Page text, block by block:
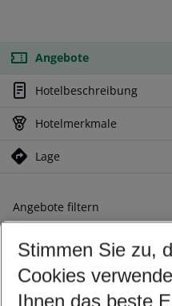
Angebote
Hotelbeschreibung
Hotelmerkmale
Lage
Angebote filtern
Ändern Sie Ihre Kriterien
Abflughafen wählen
Beliebiger Abflughafen
Reisezeitraum wählen
Stimmen Sie zu,
Cookies
Ihnen das beste